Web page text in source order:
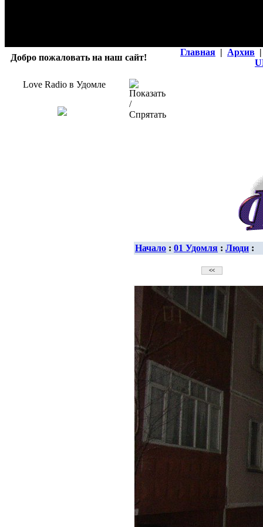
Добро пожаловать на наш сайт!
Главная | Архив |
Love Radio в Удомле
Начало : 01 Удомля : Люди :